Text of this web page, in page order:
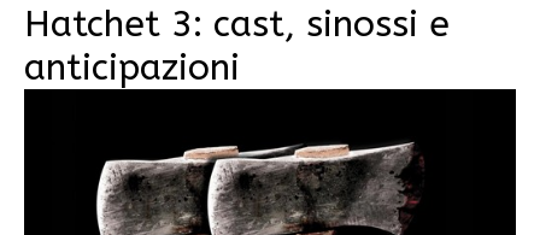
Hatchet 3: cast, sinossi e
anticipazioni